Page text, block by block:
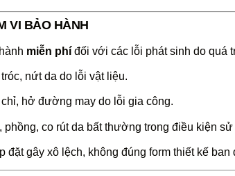
VI BẢO HÀNH
miễn phí đối với các lỗi phát sinh do quá
nứt da do lỗi vật liệu.
chỉ, hở đường may do lỗi gia công.
phồng, co rút da bất thường trong điều kiện
đặt gây xô lệch, không đúng form thiết kế ban